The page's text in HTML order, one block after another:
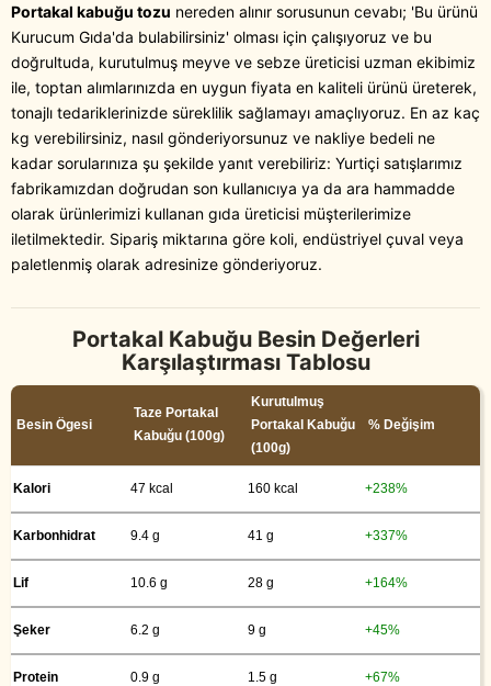
Portakal kabuğu tozu nereden alınır sorusunun cevabı; 'Bu ürünü
Kurucum Gıda'da bulabilirsiniz' olması için çalışıyoruz ve bu
doğrultuda, kurutulmuş meyve ve sebze üreticisi uzman ekibimiz
ile, toptan alımlarınızda en uygun fiyata en kaliteli ürünü üreterek,
tonajlı tedariklerinizde süreklilik sağlamayı amaçlıyoruz. En az kaç
kg verebilirsiniz, nasıl gönderiyorsunuz ve nakliye bedeli ne
kadar sorularınıza şu şekilde yanıt verebiliriz: Yurtiçi satışlarımız
fabrikamızdan doğrudan son kullanıcıya ya da ara hammadde
olarak ürünlerimizi kullanan gıda üreticisi müşterilerimize
iletilmektedir. Sipariş miktarına göre koli, endüstriyel çuval veya
paletlenmiş olarak adresinize gönderiyoruz.
Portakal Kabuğu Besin Değerleri
Karşılaştırması Tablosu
Besin Ögesi
Taze Portakal
Kabuğu (100g)
Kurutulmuş
Portakal Kabuğu
(100g)
% Değişim
Kalori 47 kcal 160 kcal +238%
Karbonhidrat 9.4 g 41 g +337%
Lif 10.6 g 28 g +164%
Şeker 6.2 g 9 g +45%
Protein 0.9 g 1.5 g +67%